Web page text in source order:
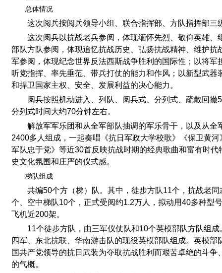
总体情况
这次阅兵按阅兵领导小组、联合指挥部、方队指挥部三
这次阅兵以抗战老兵参阅，体现缅怀先烈、敬仰英雄、
部队方队参阅，体现追忆抗战历史、弘扬抗战精神、维护抗
军参阅，体现纪念世界反法西斯战争胜利的国际性；以将军
听党指挥、率先垂范、带兵打仗的能力和作风；以新型武器
和捍卫国家主权、安全、发展利益的决心能力。
阅兵按照机动进入、列队、阅兵式、分列式、疏散回撤
分列式时间大约70分钟左右。
解放军军乐团和从全军部队抽调的军乐骨干，以及从全
2400多人组成，一起奏唱《抗日军政大学校歌》《保卫黄
军队忠于党》等近30首反映抗战时期的经典歌曲和富有时
史文化氛围和庄严的仪式感。
梯队组成
共编50个方（梯）队。其中，徒步方队11个，抗战老
个、空中梯队10个，正式受阅约1.2万人，拟动用40多种型
飞机近200架。
11个徒步方队，由三军仪仗队和10个英模部队方队组
四军、东北抗联、华南游击队的现役英模部队组成。英模部
国共产党领导的抗日武装为夺取抗战胜利而艰苦卓绝的斗争
的气概。